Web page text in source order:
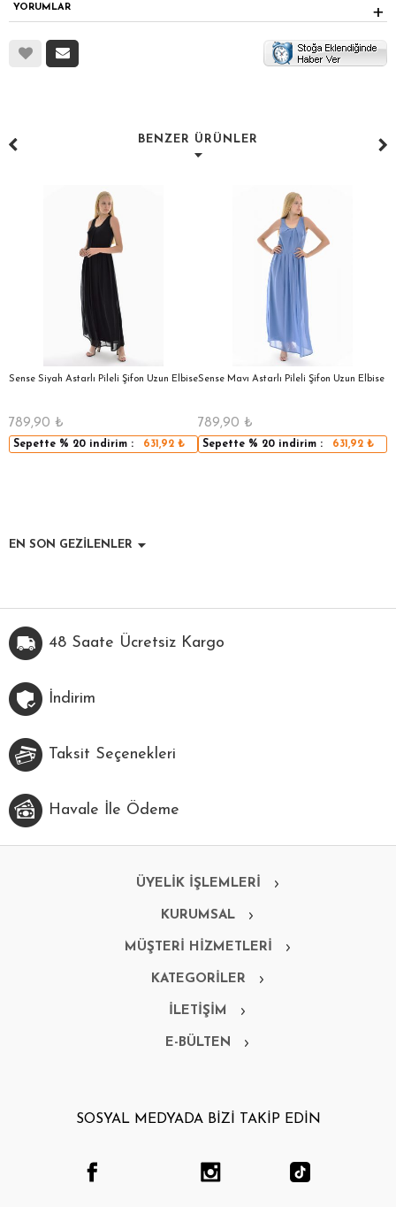
YORUMLAR
BENZER ÜRÜNLER
Sense Siyah Astarlı Pileli Şifon Uzun Elbise
789,90 ₺
Sepette % 20 indirim : 631,92₺
Sense Mavı Astarlı Pileli Şifon Uzun Elbise
789,90 ₺
Sepette % 20 indirim : 631,92₺
EN SON GEZİLENLER
48 Saate Ücretsiz Kargo
İndirim
Taksit Seçenekleri
Havale İle Ödeme
ÜYELİK İŞLEMLERİ
KURUMSAL
MÜŞTERİ HİZMETLERİ
KATEGORİLER
İLETİŞİM
E-BÜLTEN
SOSYAL MEDYADA BİZİ TAKİP EDİN